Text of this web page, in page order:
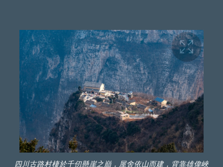
四川古路村棲於千仞懸崖之巔，屋舍依山而建，背靠雄偉峽